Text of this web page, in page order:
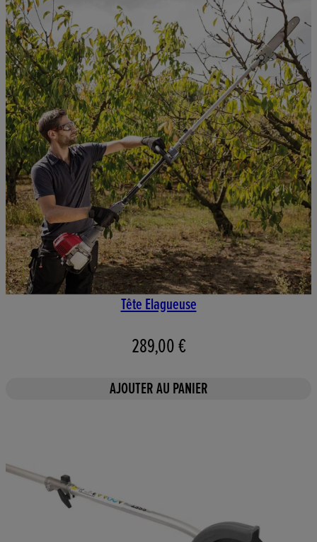
Tête Elagueuse
289,00 €
AJOUTER AU PANIER